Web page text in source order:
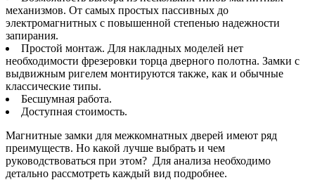
механизмов. От самых простых пассивных до
электромагнитных с повышенной степенью надежности
запирания.
Простой монтаж. Для накладных моделей нет
необходимости фрезеровки торца дверного полотна. Замки с
выдвижным ригелем монтируются также, как и обычные
классические типы.
Бесшумная работа.
Доступная стоимость.
Магнитные замки для межкомнатных дверей имеют ряд
преимуществ. Но какой лучше выбрать и чем
руководствоваться при этом? Для анализа необходимо
детально рассмотреть каждый вид подробнее.